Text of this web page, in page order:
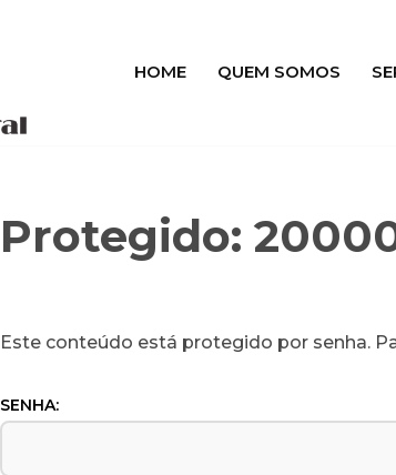
HOME QUEM SOMOS
Protegido:
Este conteúdo está protegido por senha.
SENHA: